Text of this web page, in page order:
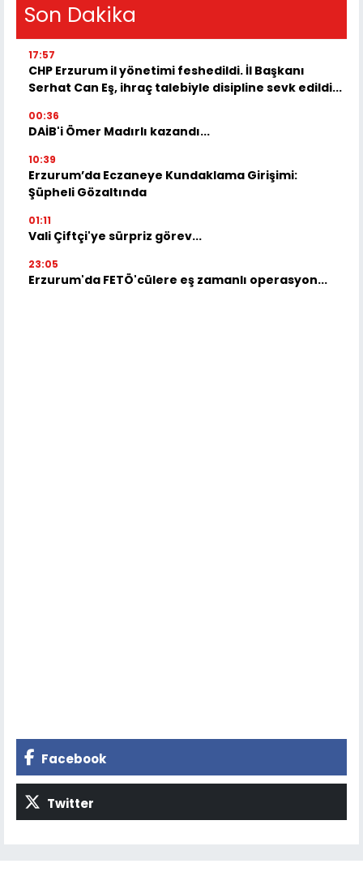
Son Dakika
17:57
CHP Erzurum il yönetimi feshedildi. İl Başkanı
Serhat Can Eş, ihraç talebiyle disipline sevk edildi...
00:36
DAİB'i Ömer Madırlı kazandı...
10:39
Erzurum’da Eczaneye Kundaklama Girişimi:
Şüpheli Gözaltında
01:11
Vali Çiftçi'ye sürpriz görev...
23:05
Erzurum'da FETÖ'cülere eş zamanlı operasyon...
Facebook
Twitter